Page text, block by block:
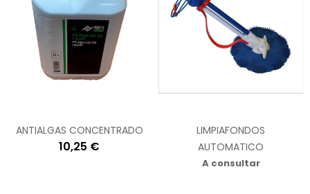
ANTIALGAS CONCENTRADO
10,25 €
LIMPIAFONDOS
AUTOMATICO
A consultar